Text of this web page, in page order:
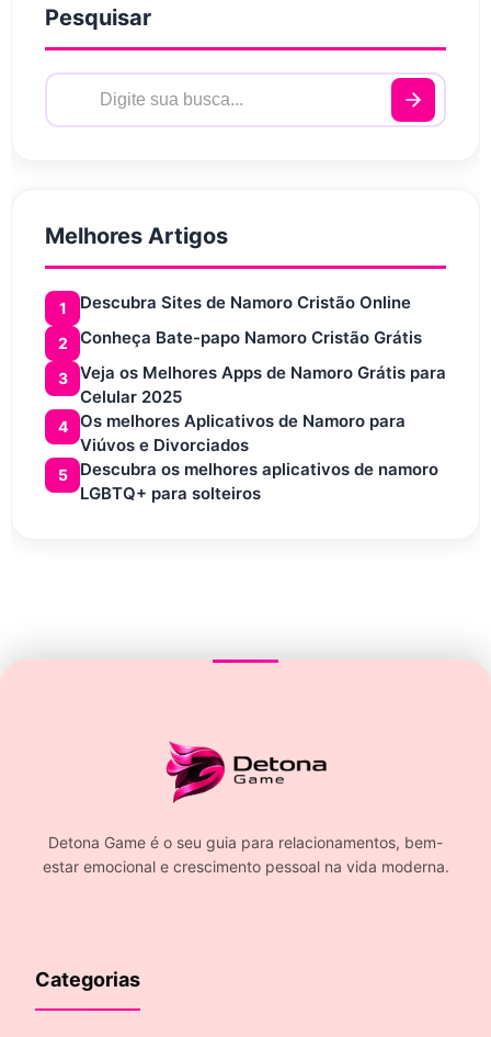
Pesquisar
Melhores Artigos
1 Descubra Sites de Namoro Cristão Online
2 Conheça Bate-papo Namoro Cristão Grátis
3
Veja os Melhores Apps de Namoro Grátis para
Celular 2025
4
Os melhores Aplicativos de Namoro para
Viúvos e Divorciados
5
Descubra os melhores aplicativos de namoro
LGBTQ+ para solteiros
Detona Game é o seu guia para relacionamentos, bem-
estar emocional e crescimento pessoal na vida moderna.
Categorias